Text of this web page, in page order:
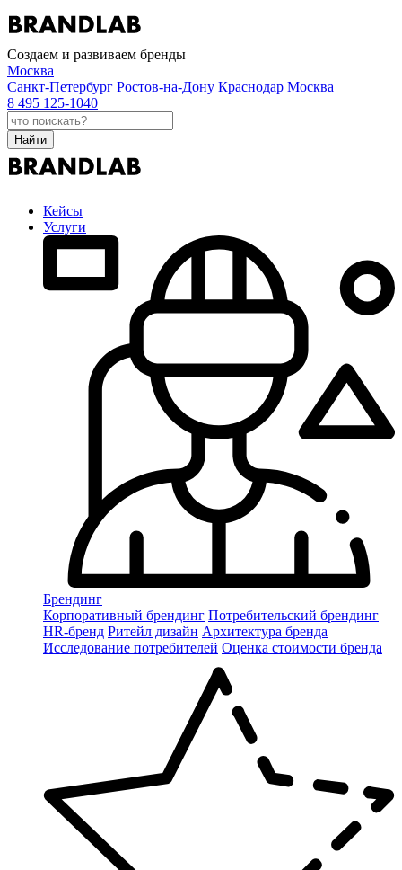
Создаем и развиваем бренды
Москва
Санкт-Петербург Ростов-на-Дону Краснодар Москва
8 495 125-1040
Найти
Кейсы
Услуги
Брендинг
Корпоративный брендинг Потребительский брендинг
НR-бренд Ритейл дизайн Архитектура бренда
Исследование потребителей Оценка стоимости бренда